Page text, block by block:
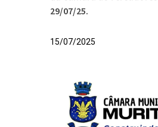
29/07/25.
15/07/2025